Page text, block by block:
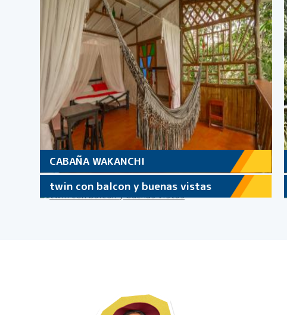
CABAÑA WAKANCHI
twin con balcon y buenas vistas